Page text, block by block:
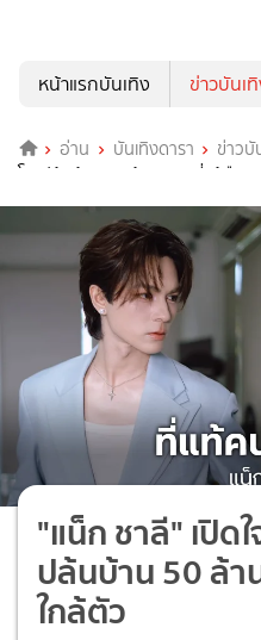
หน้าแรกบันเทิง
ข่าวบันเ
อ่าน บันเทิงดารา ข่าวบั
โจรปล้นบ้าน 50 ล้านบาท ที่แท้คือคน
"แน็ก ชาลี" เปิด
ปล้นบ้าน 50 ล้
ใกล้ตัว